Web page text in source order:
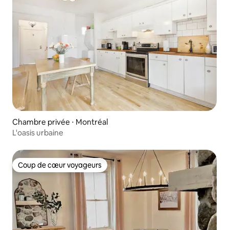
Chambre privée ⋅ Montréal
L'oasis urbaine
Coup de cœur voyageurs
Coup de cœur voyageurs